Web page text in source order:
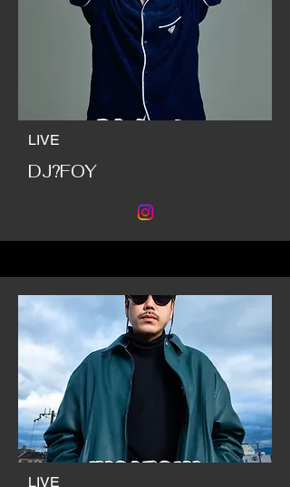
LIVE
DJ?FOY
LIVE